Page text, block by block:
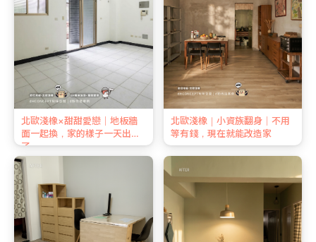
北歐淺橡×甜甜愛戀｜地板牆
面一起換，家的樣子一天出來
了
北歐淺橡｜小資族翻身｜不用
等有錢，現在就能改造家